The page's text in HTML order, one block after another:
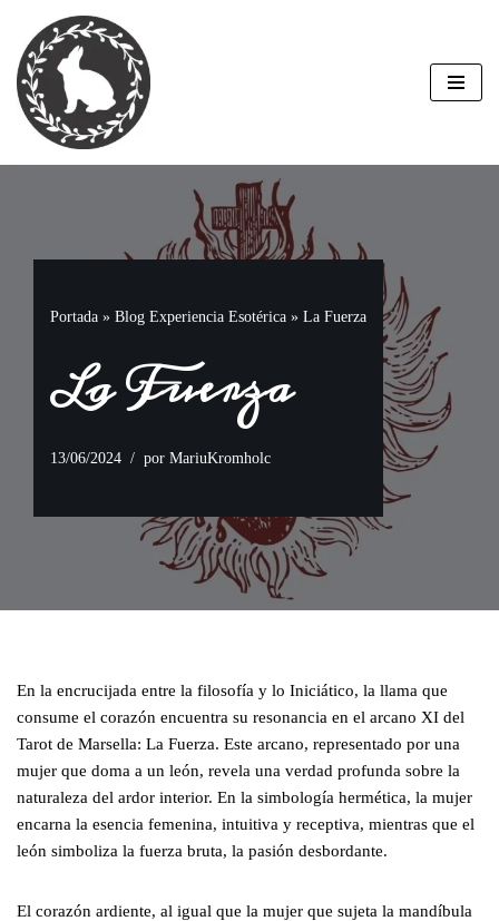
Saltar
al
contenido
Portada » Blog Experiencia Esotérica » La Fuerza
La Fuerza
13/06/2024 por MariuKromholc
En la encrucijada entre la filosofía y lo Iniciático, la llama que
consume el corazón encuentra su resonancia en el arcano XI del
Tarot de Marsella: La Fuerza. Este arcano, representado por una
mujer que doma a un león, revela una verdad profunda sobre la
naturaleza del ardor interior. En la simbología hermética, la mujer
encarna la esencia femenina, intuitiva y receptiva, mientras que el
león simboliza la fuerza bruta, la pasión desbordante.
El corazón ardiente, al igual que la mujer que sujeta la mandíbula